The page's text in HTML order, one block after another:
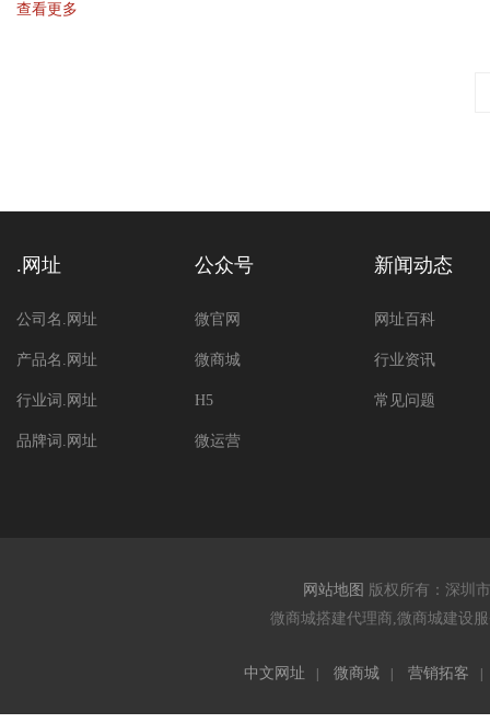
查看更多
.网址
公司名.网址
产品名.网址
行业词.网址
品牌词.网址
公众号
微官网
微商城
H5
微运营
新闻动态
网址百科
行业资讯
常见问题
网站地图 版权所有：深圳
微商城搭建代理商,微商城建设
中文网址 微商城 营销拓客